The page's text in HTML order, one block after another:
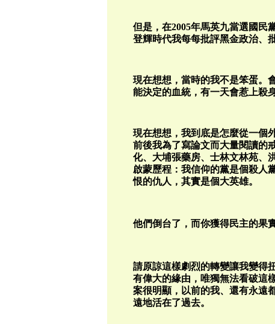
但是，在2005年馬英九當選國民
登輝時代我每每批評黑金政治、
現在想想，當時的我不是笨蛋。
能決定的血統，有一天會惹上殺
現在想想，我到底是怎麼從一個
前後我為了寫論文而大量閱讀的
化、大埔張藥房、士林文林苑、
啟蒙歷程：我信仰的黨是個殺人
恨的仇人，其實是個大英雄。
他們倒台了，而你獲得民主的果
請原諒這樣劇烈的轉變讓我變得
有偉大的緣由，唯獨無法看破這
案很明顯，以前的我、還有永遠
遠地活在了過去。